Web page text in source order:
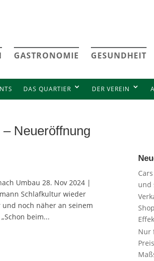
GASTRONOMIE GESUNDHEIT
DAS QUARTIER DER VEREIN
Neueröffnung
Umbau 28. Nov 2024 |
Schlafkultur wieder
noch näher an seinem
beim...
und
Nur